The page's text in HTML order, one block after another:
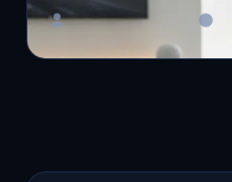
Master Bussiness